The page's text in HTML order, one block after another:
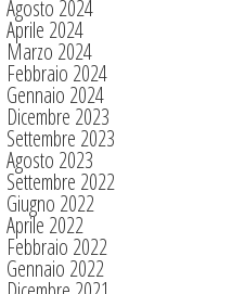
Agosto 2024
Aprile 2024
Marzo 2024
Febbraio 2024
Gennaio 2024
Dicembre 2023
Settembre 2023
Agosto 2023
Settembre 2022
Giugno 2022
Aprile 2022
Febbraio 2022
Gennaio 2022